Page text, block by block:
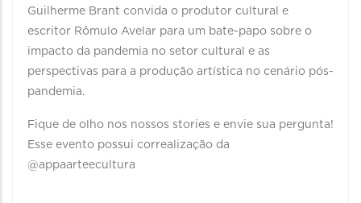
Guilherme Brant convida o produtor cultural e
escritor Rômulo Avelar para um bate-papo sobre o
impacto da pandemia no setor cultural e as
perspectivas para a produção artística no cenário pós-
pandemia.
Fique de olho nos nossos stories e envie sua pergunta!
Esse evento possui correalização da
@appaarteecultura